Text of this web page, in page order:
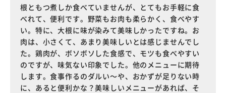
根ともつ煮しか食べていませんが、とてもお手軽に食
べれて、便利です。野菜もお肉も柔らかく、食べやす
い。特に、大根に味が染みて美味しかったですね。お
肉は、小さくて、あまり美味しいとは感じませんでし
た。鶏肉が、ボソボソした食感で、モツも食べやすい
のですが、味気ない印象でした。他のメニューに期待
します。食事作るのダルい～や、おかずが足りない時
に、あると便利かな？美味しいメニューがあれば、そ